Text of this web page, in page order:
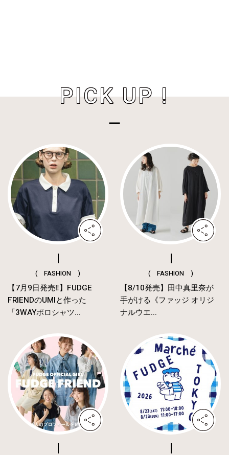
PICK UP !
( FASHION )
【7月9日発売‼︎】FUDGE
FRIENDのUMIと作った
「3WAYポロシャツ...
( FASHION )
【8/10発売】田中真里奈が
手がける《ファッジ オリジ
ナルウエ...